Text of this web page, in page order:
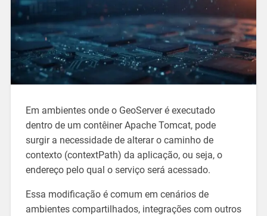
Em ambientes onde o GeoServer é executado
dentro de um contêiner Apache Tomcat, pode
surgir a necessidade de alterar o caminho de
contexto (contextPath) da aplicação, ou seja, o
endereço pelo qual o serviço será acessado.
Essa modificação é comum em cenários de
ambientes compartilhados, integrações com outros